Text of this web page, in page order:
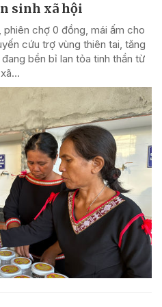
sinh xã hội
chợ 0 đồng, mái ấm cho
cứu trợ vùng thiên tai, tăng
bền bỉ lan tỏa tinh thần từ